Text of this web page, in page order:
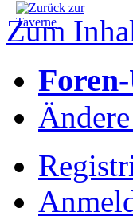
Zum